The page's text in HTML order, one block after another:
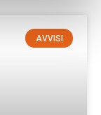
AVVISI